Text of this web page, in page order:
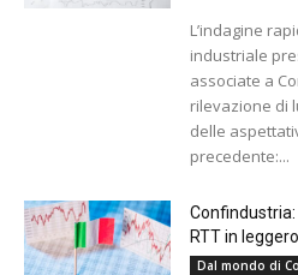
L’indagine
industriale
associate a
rilevazione di
delle
precedente:...
RTT in
Dal mondo di